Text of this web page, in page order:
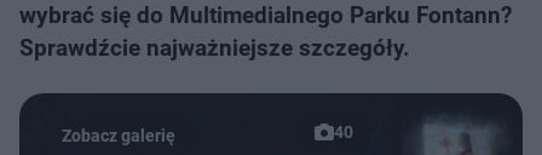
wybrać się do Multimedialnego Parku Fontann?
Sprawdźcie najważniejsze szczegóły.
40